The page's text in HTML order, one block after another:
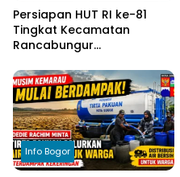
Persiapan HUT RI ke-81
Tingkat Kecamatan
Rancabungur
Cimulang, Libatkan Seluruh
Elemen Masyarakat
Info Bogor